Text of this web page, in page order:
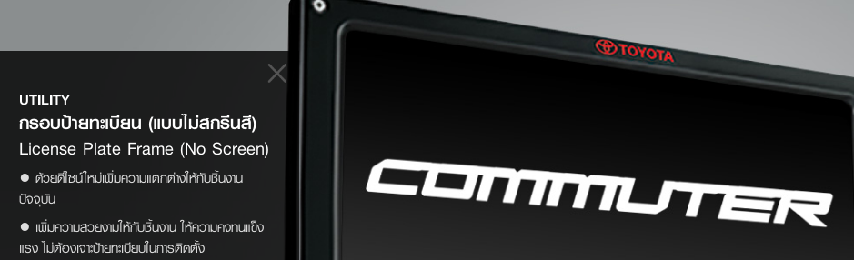
UTILITY
กรอบป้ายทะเบียน (แบบไม่สกรีนสี)
License Plate Frame (No Screen)
● ด้วยดีไซน์ใหม่เพิ่มความแตกต่างให้กับชิ้นงาน
ปัจจุบัน
● เพิ่มความสวยงามให้กับชิ้นงาน ให้ความคงทนแข็ง
แรง ไม่ต้องเจาะป้ายทะเบียบในการติดตั้ง